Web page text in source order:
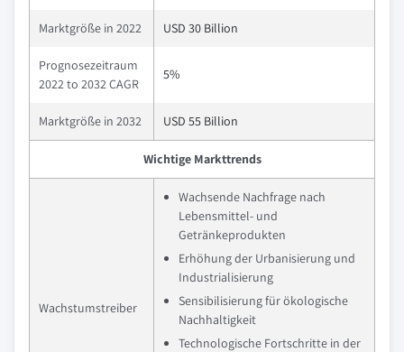
Marktgröße in 2022 USD 30 Billion
Prognosezeitraum
2022 to 2032 CAGR
5%
Marktgröße in 2032 USD 55 Billion
Wichtige Markttrends
Wachstumstreiber
Wachsende Nachfrage nach
Lebensmittel- und
Getränkeprodukten
Erhöhung der Urbanisierung und
Industrialisierung
Sensibilisierung für ökologische
Nachhaltigkeit
Technologische Fortschritte in der